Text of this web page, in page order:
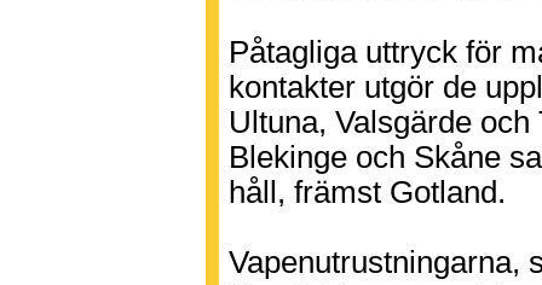
Påtagliga uttryck för
kontakter utgör de
Ultuna, Valsgärde
Blekinge och Skåne
håll, främst Gotland.
Vapenutrustningarna,